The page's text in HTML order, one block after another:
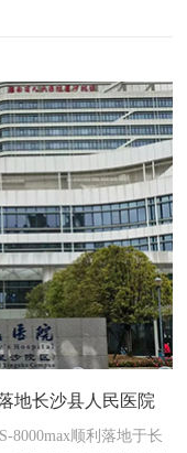
地长沙县人民医院
8000max顺利落地于长